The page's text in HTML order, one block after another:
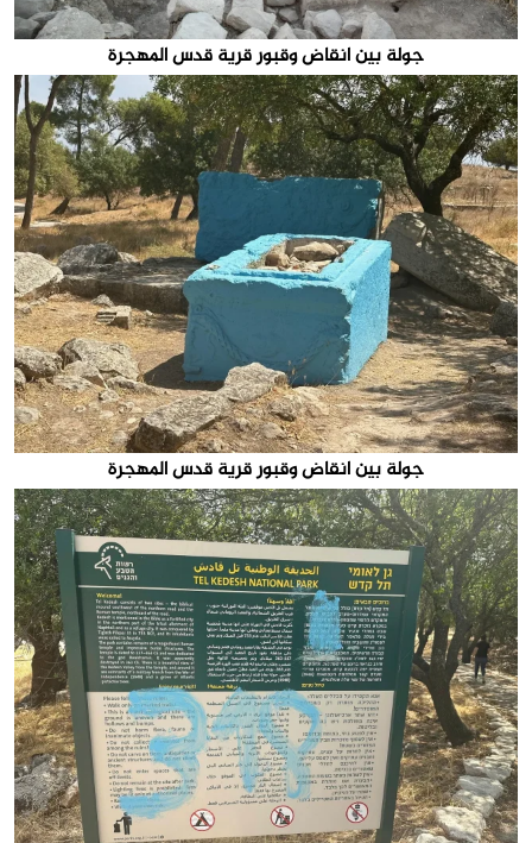
جولة بين انقاض وقبور قرية قدس المهجرة
جولة بين انقاض وقبور قرية قدس المهجرة